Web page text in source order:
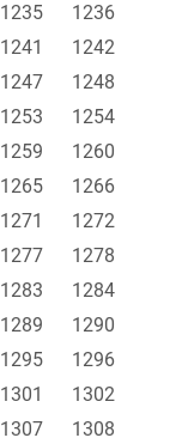
1235
1236
1241
1242
1247
1248
1253
1254
1259
1260
1265
1266
1271
1272
1277
1278
1283
1284
1289
1290
1295
1296
1301
1302
1307
1308